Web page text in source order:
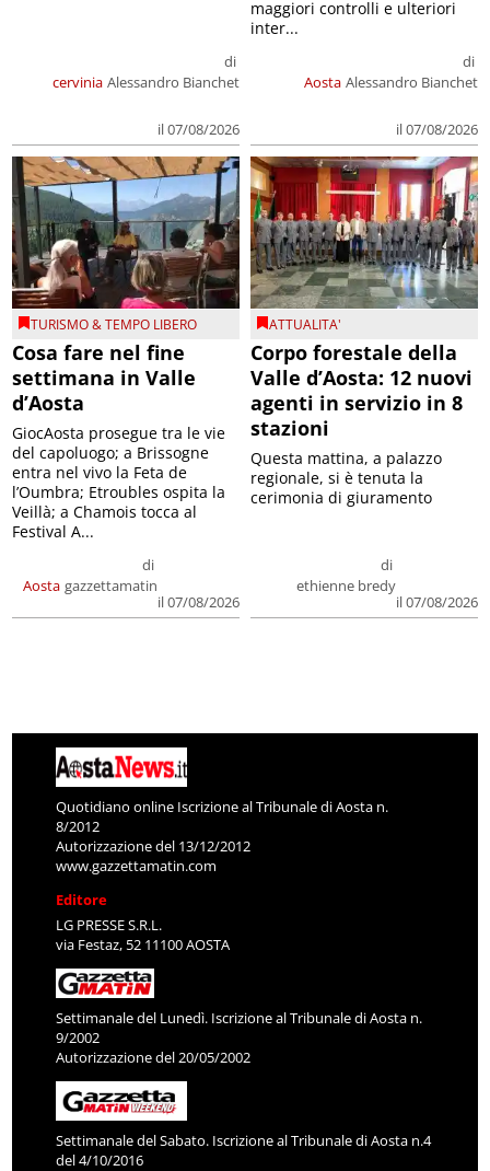
cervinia
di
Alessandro Bianchet
il 07/08/2026
Aosta
di
Alessandro Bianchet
il 07/08/2026
maggiori controlli e ulteriori
inter...
TURISMO & TEMPO LIBERO
Cosa fare nel fine
settimana in Valle
d’Aosta
Aosta
di
gazzettamatin
il 07/08/2026
GiocAosta prosegue tra le vie
del capoluogo; a Brissogne
entra nel vivo la Feta de
l’Oumbra; Etroubles ospita la
Veillà; a Chamois tocca al
Festival A...
ATTUALITA'
Corpo forestale della
Valle d’Aosta: 12 nuovi
agenti in servizio in 8
stazioni
di
ethienne bredy
il 07/08/2026
Questa mattina, a palazzo
regionale, si è tenuta la
cerimonia di giuramento
Quotidiano online Iscrizione al Tribunale di Aosta n.
8/2012
Autorizzazione del 13/12/2012
www.gazzettamatin.com
Editore
LG PRESSE S.R.L.
via Festaz, 52 11100 AOSTA
Settimanale del Lunedì. Iscrizione al Tribunale di Aosta n.
9/2002
Autorizzazione del 20/05/2002
Settimanale del Sabato. Iscrizione al Tribunale di Aosta n.4
del 4/10/2016